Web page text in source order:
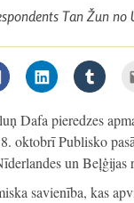
Tan Žun no
Dafa pieredzes
oktobrī Publisko
un Beļģijas
savienība, kas